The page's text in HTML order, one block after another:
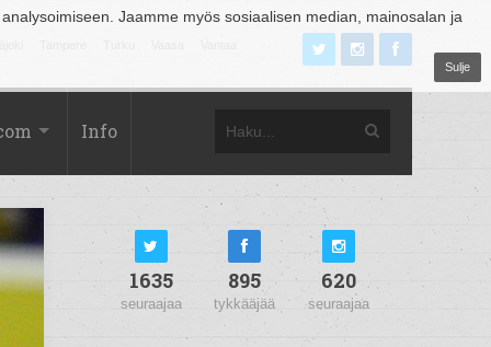
Jaamme myös sosiaalisen median, mainosalan ja
Sulje
Info
1635
seuraajaa
895
tykkääjää
620
seuraajaa